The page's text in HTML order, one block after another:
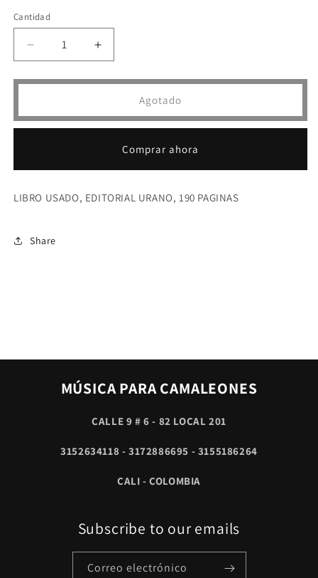
Cantidad
Reducir
cantidad
para
NO
CASUALIDAD-
LAIR
Aumentar
cantidad
para
NO
POR
CASUALIDAD-
LAIR
Agotado
Comprar ahora
LIBRO USADO, EDITORIAL URANO, 190 PAGINAS
Share
MÚSICA PARA CAMALEONES
CALLE 9 # 6 - 82 LOCAL 201
3152634118 - 3172886695 - 3155186264
CALI - COLOMBIA
Subscribe to our emails
Correo electrónico